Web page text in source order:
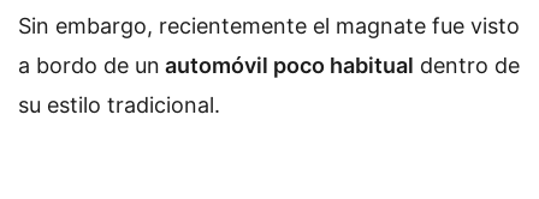
Sin embargo, recientemente el magnate fue visto
a bordo de un automóvil poco habitual dentro de
su estilo tradicional.